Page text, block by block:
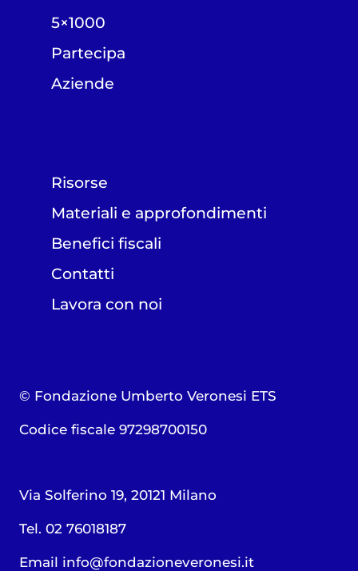
5×1000
Partecipa
Aziende
Risorse
Materiali e approfondimenti
Benefici fiscali
Contatti
Lavora con noi
© Fondazione Umberto Veronesi ETS
Codice fiscale 97298700150
Via Solferino 19, 20121 Milano
Tel. 02 76018187
Email info@fondazioneveronesi.it